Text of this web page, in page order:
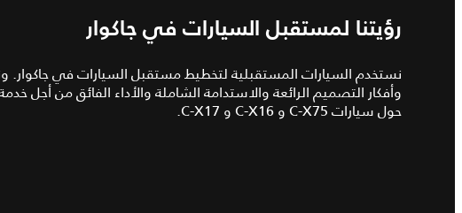
رؤيتنا لمستقبل السيارات في جاكوار
نستخدم السيارات المستقبلية لتخطيط مستقبل السيارات في جاكوار.
وأفكار التصميم الرائعة والاستدامة الشاملة والأداء الفائق من أجل
حول سيارات C-X75 و C-X16 و C-X17.